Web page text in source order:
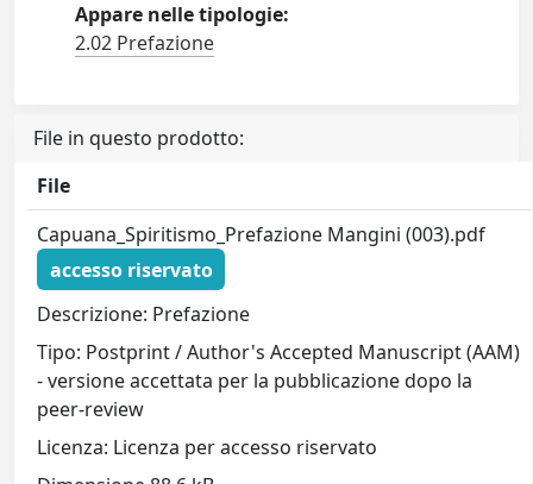
Appare nelle tipologie:
2.02 Prefazione
File in questo prodotto:
File
Capuana_Spiritismo_Prefazione Mangini (003).pdf
accesso riservato
Descrizione: Prefazione
Tipo: Postprint / Author's Accepted Manuscript (AAM)
- versione accettata per la pubblicazione dopo la
peer-review
Licenza: Licenza per accesso riservato